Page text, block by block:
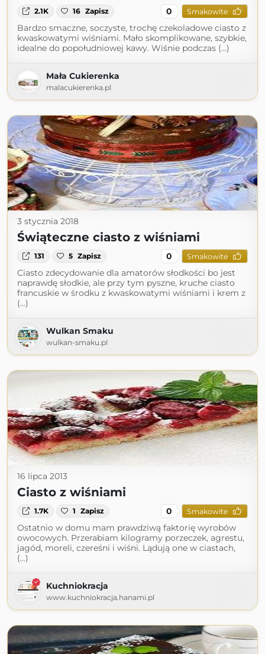
2.1K 16 Zapisz 0 Smakowite
Bardzo smaczne, soczyste, trochę czekoladowe ciasto z
kwaskowatymi wiśniami. Mało skomplikowane, szybkie,
idealne do popołudniowej kawy. Wiśnie podczas (...)
Mała Cukierenka
malacukierenka.pl
3 stycznia 2018
Świąteczne ciasto z wiśniami
131 5 Zapisz 0 Smakowite
Ciasto zdecydowanie dla amatorów słodkości bo jest
naprawdę słodkie, ale przy tym pyszne, kruche ciasto
francuskie w środku z kwaskowatymi wiśniami i krem z
(...)
Wulkan Smaku
wulkan-smaku.pl
16 lipca 2013
Ciasto z wiśniami
1.7K 1 Zapisz 0 Smakowite
Ostatnio w domu mam prawdziwą faktorię wyrobów
owocowych. Przerabiam kilogramy porzeczek, agrestu,
jagód, moreli, czereśni i wiśni. Lądują one w ciastach,
(...)
Kuchniokracja
www.kuchniokracja.hanami.pl